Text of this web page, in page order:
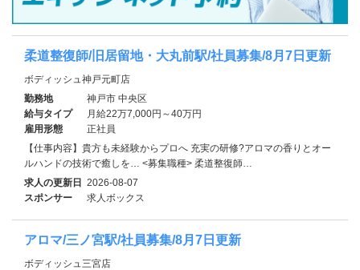
柔道整復師/旧居留地・大丸前駅/社員募集/8月7日更新
ボディッシュ神戸元町店
勤務地
神戸市 中央区
給与タイプ
月給22万7,000円～40万円
雇用形態
正社員
【仕事内容】貴方も未経験からプロへ 充実の研修?アロマの香りとオー
ルハンドの技術で癒しを… <募集職種> 柔道整復師…
求人の更新日 2026-08-07
スポンサー
求人ボックス
アロマ/三ノ宮駅/社員募集/8月7日更新
ボディッシュ三宮店